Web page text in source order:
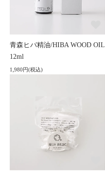
青森ヒバ精油/HIBA WOOD OIL
12ml
1,980円(税込)